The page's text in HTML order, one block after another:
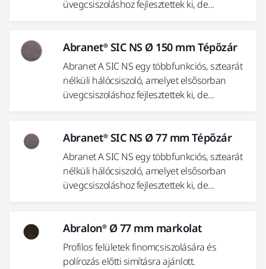
üvegcsiszoláshoz fejlesztettek ki, de...
Abranet® SIC NS Ø 150 mm Tépőzár
Abranet A SIC NS egy többfunkciós, sztearát
nélküli hálócsiszoló, amelyet elsősorban
üvegcsiszoláshoz fejlesztettek ki, de...
Abranet® SIC NS Ø 77 mm Tépőzár
Abranet A SIC NS egy többfunkciós, sztearát
nélküli hálócsiszoló, amelyet elsősorban
üvegcsiszoláshoz fejlesztettek ki, de...
Abralon® Ø 77 mm markolat
Profilos felületek finomcsiszolására és
polírozás előtti simításra ajánlott.